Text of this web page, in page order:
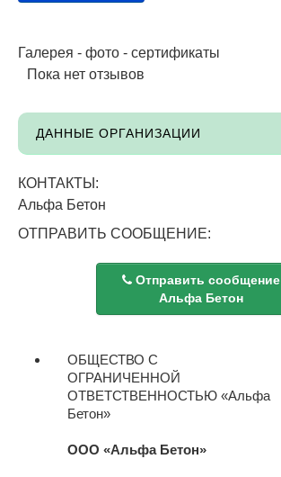
Галерея - фото - сертификаты
Пока нет отзывов
ДАННЫЕ ОРГАНИЗАЦИИ
КОНТАКТЫ:
Альфа Бетон
ОТПРАВИТЬ СООБЩЕНИЕ:
Отправить сообщение
Альфа Бетон
ОБЩЕСТВО С
ОГРАНИЧЕННОЙ
ОТВЕТСТВЕННОСТЬЮ «Альфа
Бетон»
ООО «Альфа Бетон»